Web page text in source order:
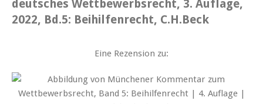
deutsches Wettbewerbsrecht, 3. Auflage,
2022, Bd.5: Beihilfenrecht, C.H.Beck
Eine Rezension zu: